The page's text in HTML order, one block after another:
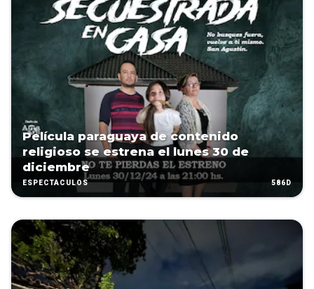
Película paraguaya de contenido
religioso se estrena el lunes 30 de
diciembre
ESPECTÁCULOS 586D